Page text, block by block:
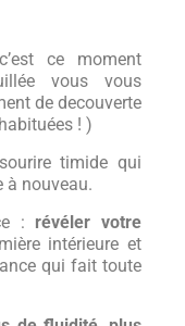
ce moment
vous vous
de decouverte
! )
timide qui
à nouveau.
: révéler votre
intérieure et
qui fait toute